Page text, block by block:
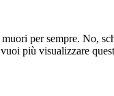
per sempre. No,
più visualizzare